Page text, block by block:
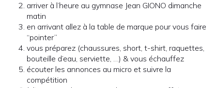
arriver à l’heure au gymnase Jean GIONO dimanche
matin
en arrivant allez à la table de marque pour vous faire
“pointer”
vous préparez (chaussures, short, t-shirt, raquettes,
bouteille d’eau, serviette, …) & vous échauffez
écouter les annonces au micro et suivre la
compétition